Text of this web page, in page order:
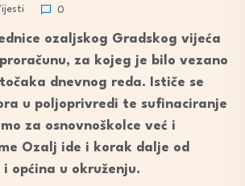
0
ozaljskog Gradskog vijeća
za kojeg je bilo vezano
dnevnog reda. Ističe se
u poljoprivredi te sufinaciranje
za osnovnoškolce već i
Ozalj ide i korak dalje od
općina u okruženju.